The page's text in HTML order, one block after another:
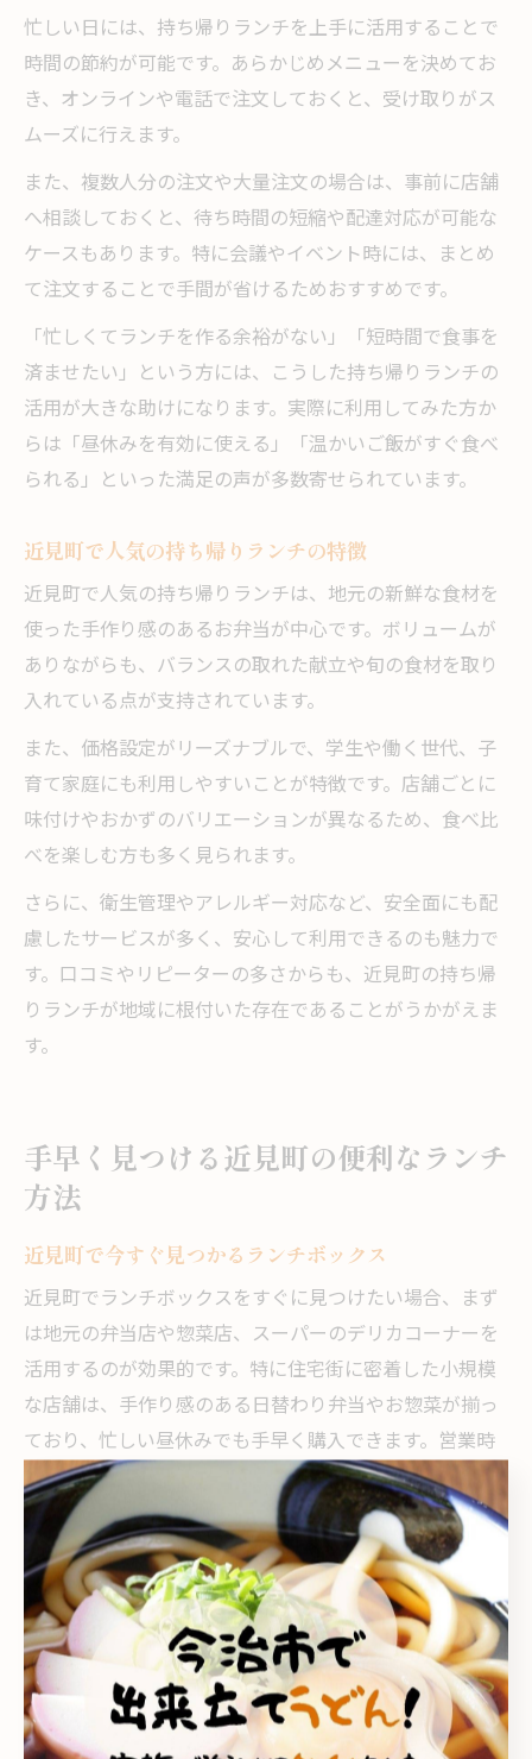
忙しい日には、持ち帰りランチを上手に活用することで
時間の節約が可能です。あらかじめメニューを決めてお
き、オンラインや電話で注文しておくと、受け取りがス
ムーズに行えます。
また、複数人分の注文や大量注文の場合は、事前に店舗
へ相談しておくと、待ち時間の短縮や配達対応が可能な
ケースもあります。特に会議やイベント時には、まとめ
て注文することで手間が省けるためおすすめです。
「忙しくてランチを作る余裕がない」「短時間で食事を
済ませたい」という方には、こうした持ち帰りランチの
活用が大きな助けになります。実際に利用してみた方か
らは「昼休みを有効に使える」「温かいご飯がすぐ食べ
られる」といった満足の声が多数寄せられています。
近見町で人気の持ち帰りランチの特徴
近見町で人気の持ち帰りランチは、地元の新鮮な食材を
使った手作り感のあるお弁当が中心です。ボリュームが
ありながらも、バランスの取れた献立や旬の食材を取り
入れている点が支持されています。
また、価格設定がリーズナブルで、学生や働く世代、子
育て家庭にも利用しやすいことが特徴です。店舗ごとに
味付けやおかずのバリエーションが異なるため、食べ比
べを楽しむ方も多く見られます。
さらに、衛生管理やアレルギー対応など、安全面にも配
慮したサービスが多く、安心して利用できるのも魅力で
す。口コミやリピーターの多さからも、近見町の持ち帰
りランチが地域に根付いた存在であることがうかがえま
す。
手早く見つける近見町の便利なランチ
方法
近見町で今すぐ見つかるランチボックス
近見町でランチボックスをすぐに見つけたい場合、まず
は地元の弁当店や惣菜店、スーパーのデリカコーナーを
活用するのが効果的です。特に住宅街に密着した小規模
な店舗は、手作り感のある日替わり弁当やお惣菜が揃っ
ており、忙しい昼休みでも手早く購入できます。営業時
間や品揃えは店舗ごとに異なるため、事前に電話やSNS
で最新情報を確認しておくと安心です。
また、配達や予約に対応しているお店もあるため、当日
の混雑を避けたい場合はあらかじめ注文しておく方法も
おすすめです。例えば、家族分や職場仲間とまとめて注
文する場合は、配達可能な店舗を選ぶと受け取りの手間
も省けます。失敗例として、昼のピーク時に訪れると売
り切れや待ち時間が発生することがあるため、早めの行